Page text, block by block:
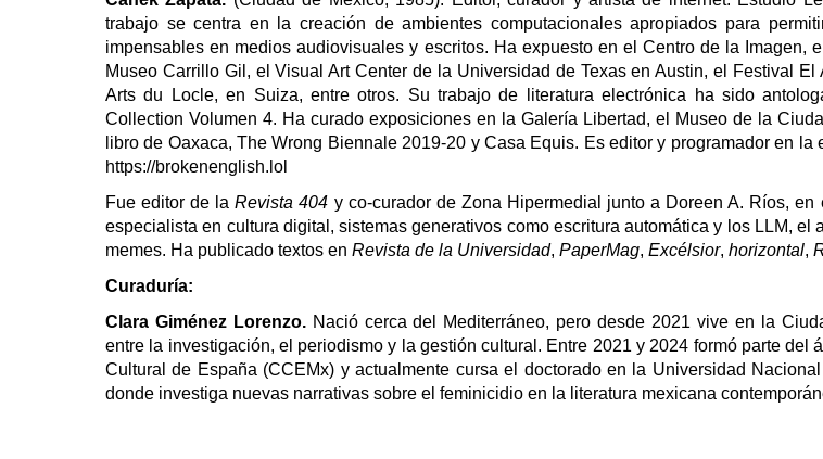
trabajo se centra en la creación de ambientes computacionales apropiados para
impensables en medios audiovisuales y escritos. Ha expuesto en el Centro de la Imagen,
Museo Carrillo Gil, el Visual Art Center de la Universidad de Texas en Austin, el Festival
Arts du Locle, en Suiza, entre otros. Su trabajo de literatura electrónica ha sido
Collection Volumen 4. Ha curado exposiciones en la Galería Libertad, el Museo de la
libro de Oaxaca, The Wrong Biennale 2019-20 y Casa Equis. Es editor y programador en la
https://brokenenglish.lol
Fue editor de laRevista 404 y co-curador de Zona Hipermedial junto a Doreen A. Ríos,
especialista en cultura digital, sistemas generativos como escritura automática y los LLM, el
memes. Ha publicado textos en Revista de la Universidad, PaperMag, Excélsior, horizontal,
Curaduría:
Clara Giménez Lorenzo. Nació cerca del Mediterráneo, pero desde 2021 vive en la
entre la investigación, el periodismo y la gestión cultural. Entre 2021 y 2024 formó parte del
Cultural de España (CCEMx) y actualmente cursa el doctorado en la Universidad
donde investiga nuevas narrativas sobre el feminicidio en la literatura mexicana